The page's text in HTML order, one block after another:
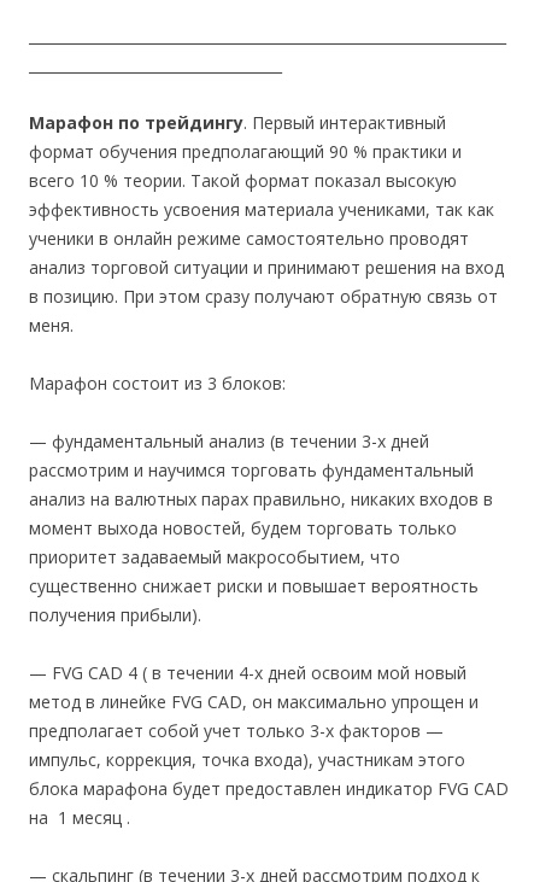
Марафон по трейдингу. Первый интерактивный
формат обучения предполагающий 90 % практики и
всего 10 % теории. Такой формат показал высокую
эффективность усвоения материала учениками, так как
ученики в онлайн режиме самостоятельно проводят
анализ торговой ситуации и принимают решения на вход
в позицию. При этом сразу получают обратную связь от
меня.
Марафон состоит из 3 блоков:
— фундаментальный анализ (в течении 3-х дней
рассмотрим и научимся торговать фундаментальный
анализ на валютных парах правильно, никаких входов в
момент выхода новостей, будем торговать только
приоритет задаваемый макрособытием, что
существенно снижает риски и повышает вероятность
получения прибыли).
— FVG CAD 4 ( в течении 4-х дней освоим мой новый
метод в линейке FVG CAD, он максимально упрощен и
предполагает собой учет только 3-х факторов —
импульс, коррекция, точка входа), участникам этого
блока марафона будет предоставлен индикатор FVG CAD
на 1 месяц .
— скальпинг (в течении 3-х дней рассмотрим подход к